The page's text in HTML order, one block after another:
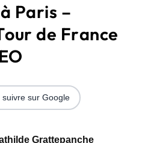
Paris –
de France
Grattepanche
suivre sur Google